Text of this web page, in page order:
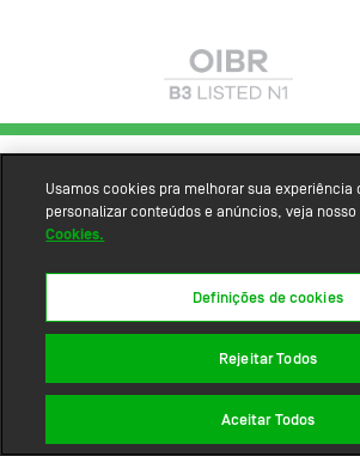
Usamos cookies pra melhorar sua experiência
personalizar conteúdos e anúncios, veja nosso
Cookies.
Definições de cookies
Rejeitar Todos
Aceitar Todos